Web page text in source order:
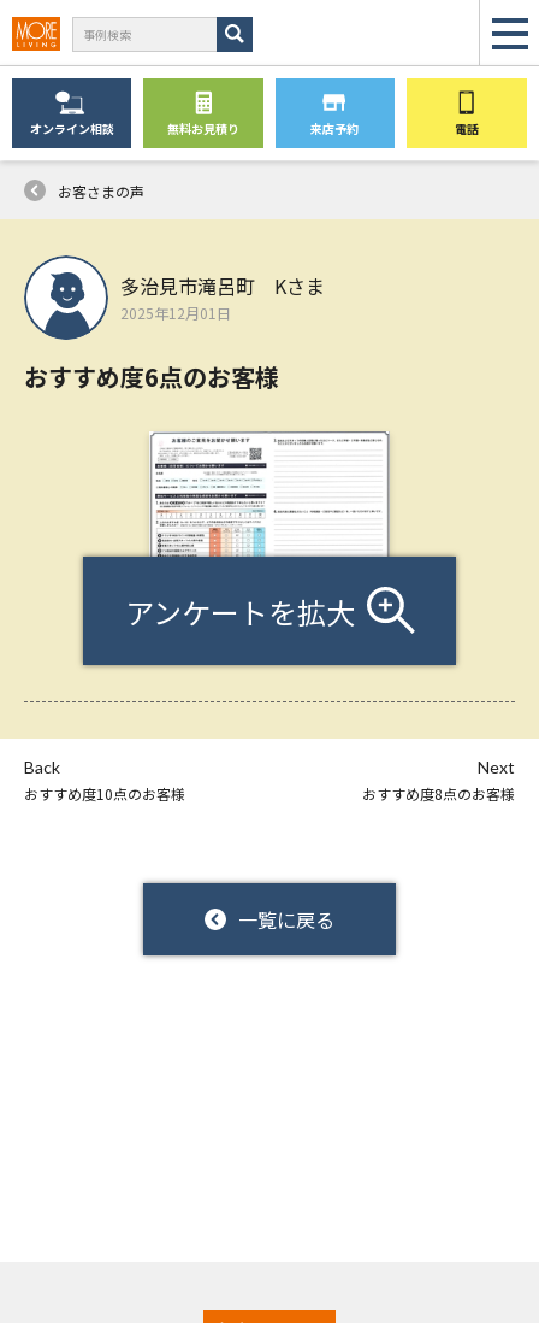
オンライン相談 無料お見積り 来店予約 電話
お客さまの声
多治見市滝呂町 Kさま
2025年12月01日
おすすめ度6点のお客様
アンケートを拡大
Back
おすすめ度10点のお客様
一覧に戻る
Next
おすすめ度8点のお客様